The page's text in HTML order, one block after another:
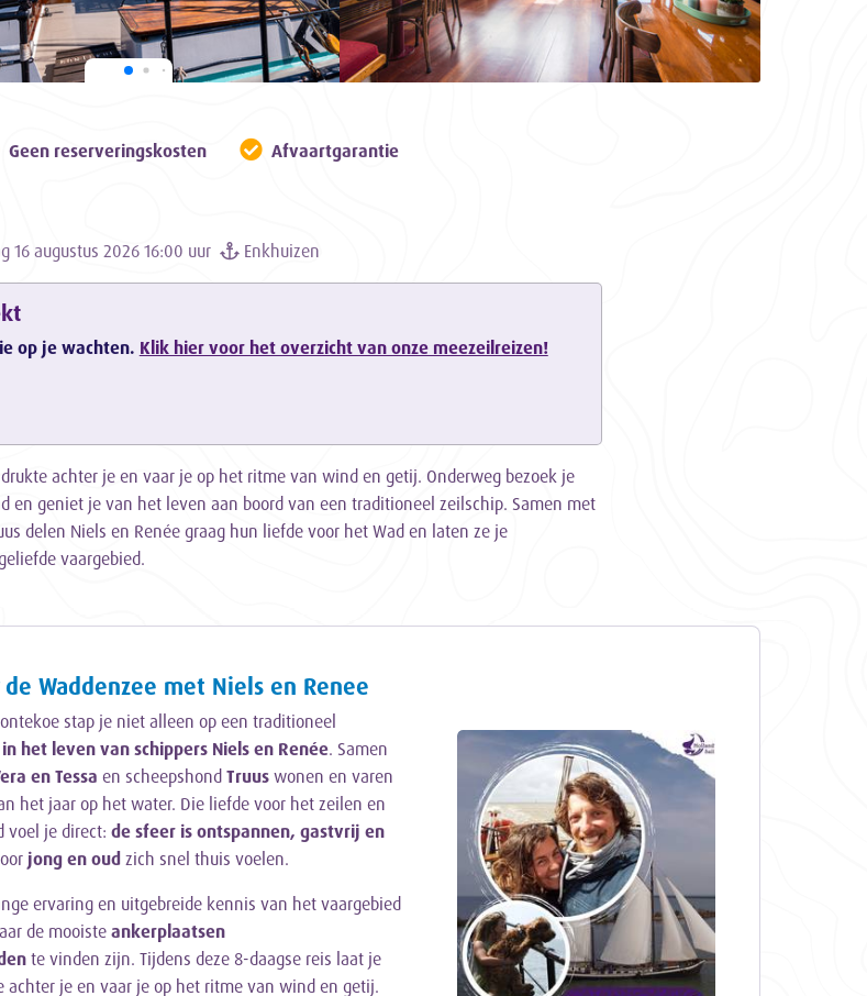
Geen reserveringskosten Afvaartgarantie
16 augustus 2026 16:00 uur Enkhuizen
op je wachten. Klik hier voor het overzicht van onze meezeilreizen!
achter je en vaar je op het ritme van wind en getij. Onderweg bezoek je
en geniet je van het leven aan boord van een traditioneel zeilschip. Samen met
delen Niels en Renée graag hun liefde voor het Wad en laten ze je
vaargebied.
Waddenzee met Niels en Renee
stap je niet alleen op een traditioneel
in het leven van schippers Niels en Renée. Samen
en Tessa en scheepshond Truus wonen en varen
het jaar op het water. Die liefde voor het zeilen en
voel je direct: de sfeer is ontspannen, gastvrij en
jong en oud zich snel thuis voelen.
ervaring en uitgebreide kennis van het vaargebied
de mooisteankerplaatsen
te vinden zijn. Tijdens deze 8-daagse reis laat je
achter je en vaar je op het ritme van wind en getij.